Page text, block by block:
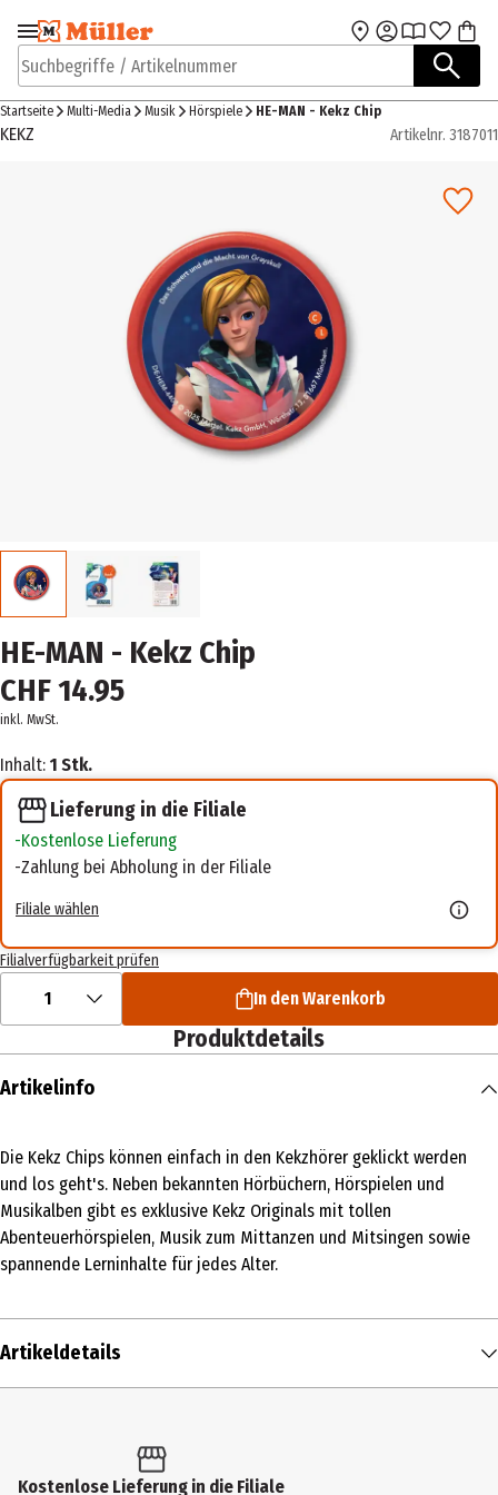
Zur Navigation
springen
Zum Hauptinhalt
Suchbegriffe / Artikelnummer
Startseite Multi-Media Musik Hörspiele HE-MAN - Kekz Chip
KEKZ Artikelnr. 3187011
HE-MAN - Kekz Chip
CHF 14.95
inkl. MwSt.
Inhalt: 1 Stk.
Lieferung in die Filiale
Kostenlose Lieferung
Zahlung bei Abholung in der Filiale
Filiale wählen
Filialverfügbarkeit prüfen
1 In den Warenkorb
Produktdetails
Artikelinfo
Die Kekz Chips können einfach in den Kekzhörer geklickt werden
und los geht's. Neben bekannten Hörbüchern, Hörspielen und
Musikalben gibt es exklusive Kekz Originals mit tollen
Abenteuerhörspielen, Musik zum Mittanzen und Mitsingen sowie
spannende Lerninhalte für jedes Alter.
Artikeldetails
Produkttyp
Kostenlose Lieferung in die Filiale